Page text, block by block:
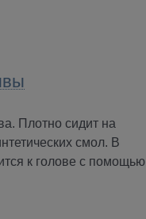
Плотно сидит на
смол. В
к голове с помощью